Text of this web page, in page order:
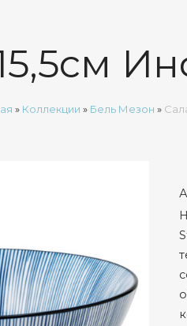
» Коллекции » Бель Мезон »